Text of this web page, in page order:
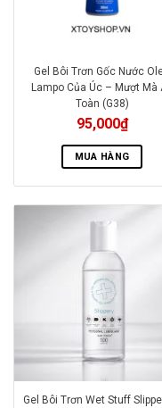
Gel Bôi Trơn Gốc Nước
Lampo Của Úc – Mượt Mà
Toàn (G38)
95,000₫
MUA HÀNG
Gel Bôi Trơn Wet Stuff